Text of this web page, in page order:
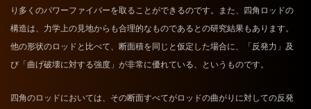
り多くのパワーファイバーを取ることができるのです。また、四角ロッドの
構造は、力学上の見地からも合理的なものであるとの研究結果もあります。
他の形状のロッドと比べて、断面積を同じと仮定した場合に、「反発力」及
び「曲げ破壊に対する強度」が非常に優れている、というものです。
四角のロッドにおいては、その断面すべてがロッドの曲がりに対しての反発